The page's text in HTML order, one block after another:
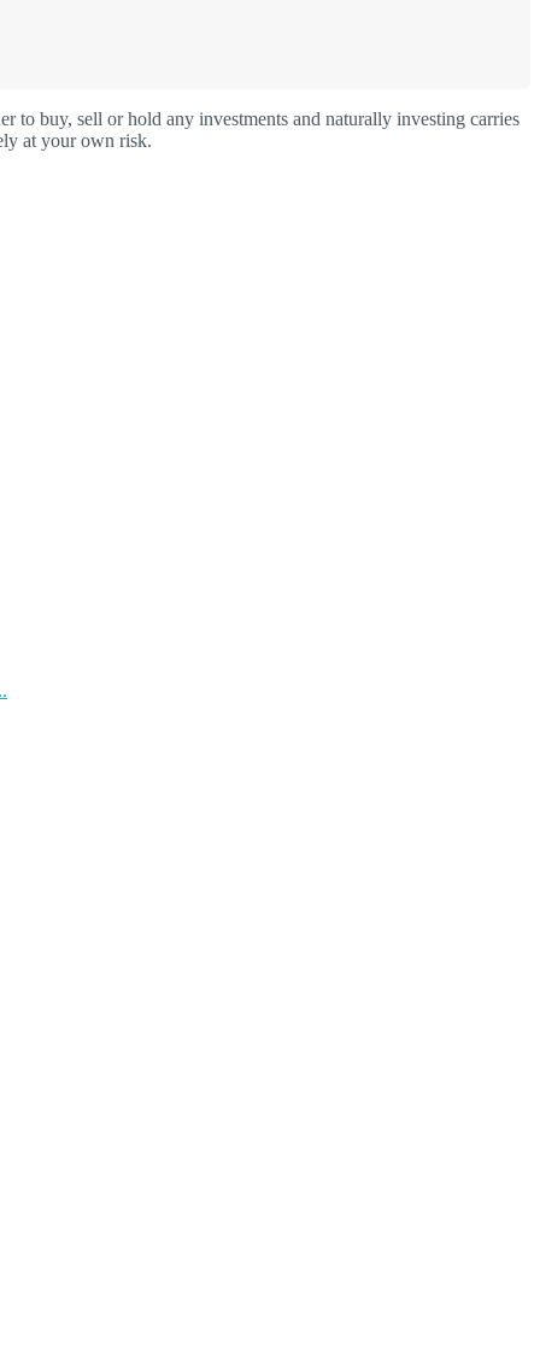
buy, sell or hold any investments and naturally investing carries
at your own risk.